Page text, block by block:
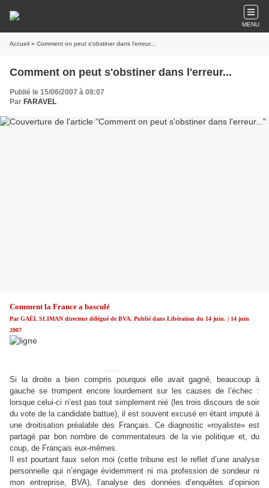
MENU
Accueil » Comment on peut s'obstiner dans l'erreur...
Comment on peut s'obstiner dans l'erreur...
Publié le 15/06/2007 à 08:07
Par FARAVEL
Comment la France a basculé
Par GAËL SLIMAN directeur délégué de BVA. Publié dans Libération du 14 juin. | 14 juin
2007
Si la droite a bien compris pourquoi elle avait gagné, beaucoup à
gauche se trompent encore lourdement sur les causes de l’échec :
lorsque celui-ci n’est pas tout simplement nié (les trois discours de soir
du vote de la candidate battue), il est souvent excusé en étant imputé à
une droitisation préalable des Français. Ce diagnostic «royaliste» est
partagé par bon nombre de commentateurs de la vie politique et, du
coup, de Français eux-mêmes.
Il est pourtant faux selon moi (cette tribune est le reflet d’une analyse
personnelle qui n’engage évidemment ni ma profession de sondeur ni
mon entreprise, BVA), l’analyse des données d’enquêtes d’opinion